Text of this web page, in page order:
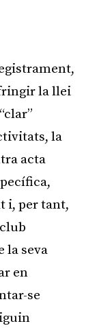
la llei
la
acta
i, per tant,
la seva
en
se